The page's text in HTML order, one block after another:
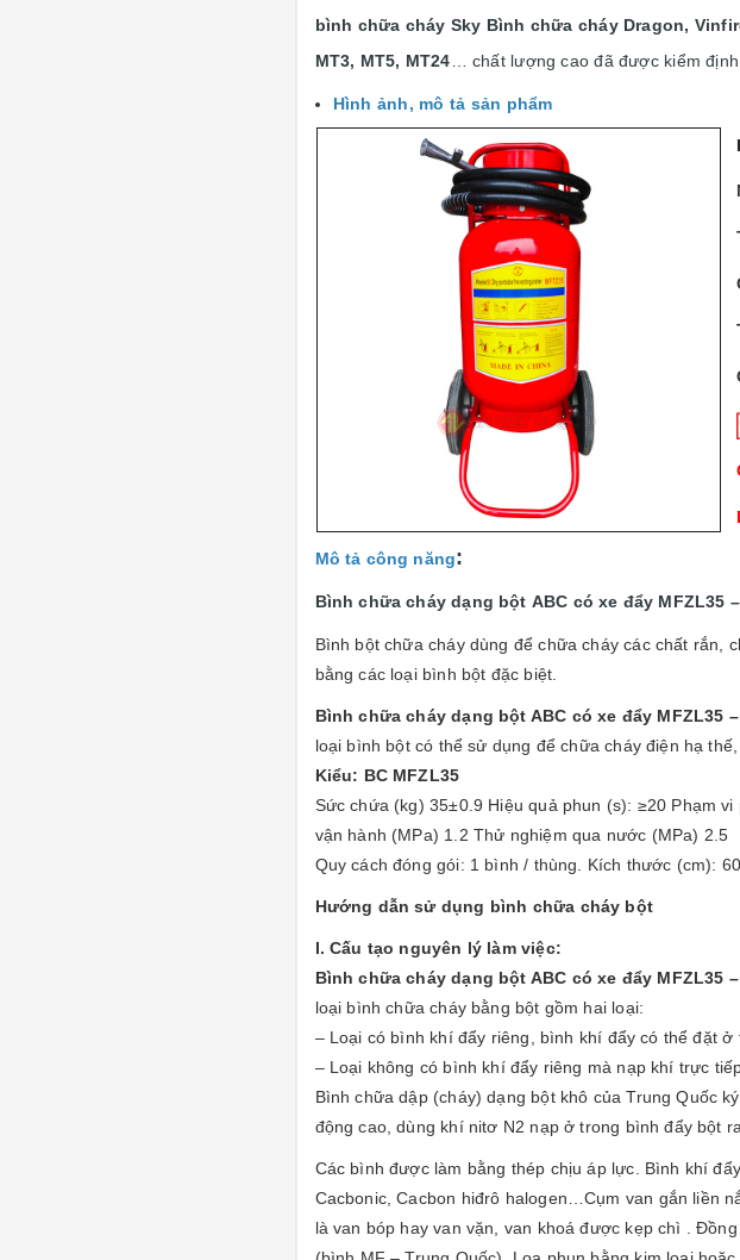
bình chữa cháy Sky Bình chữa cháy Dragon,
MT3, MT5, MT24 … chất lượng cao đã được kiểm
Hình ảnh, mô tả sản phẩm
Mô tả công năng:
Bình chữa cháy dạng bột ABC có xe đẩy MFZL35
Bình bột chữa cháy dùng để chữa cháy các chất rắn,
bằng các loại bình bột đặc biệt.
Bình chữa cháy dạng bột ABC có xe đẩy MFZL35 –
loại bình bột có thể sử dụng để chữa cháy điện hạ
Kiểu: BC MFZL35
Sức chứa (kg) 35±0.9 Hiệu quả phun (s): ≥20 Phạm
vận hành (MPa) 1.2 Thử nghiệm qua nước (MPa) 2.5
Quy cách đóng gói: 1 bình / thùng. Kích thước (cm):
Hướng dẫn sử dụng bình chữa cháy bột
I. Cấu tạo nguyên lý làm việc:
Bình chữa cháy dạng bột ABC có xe đẩy MFZL35 –
loại bình chữa cháy bằng bột gồm hai loại:
– Loại có bình khí đẩy riêng, bình khí đẩy có thể đặt
– Loại không có bình khí đẩy riêng mà nạp khí trực
Bình chữa dập (cháy) dạng bột khô của Trung Quốc
động cao, dùng khí nitơ N2 nạp ở trong bình đẩy bột
Các bình được làm bằng thép chịu áp lực. Bình khí
Cacbonic, Cacbon hiđrô halogen…Cụm van gắn liền
là van bóp hay van vặn, van khoá được kẹp chì .